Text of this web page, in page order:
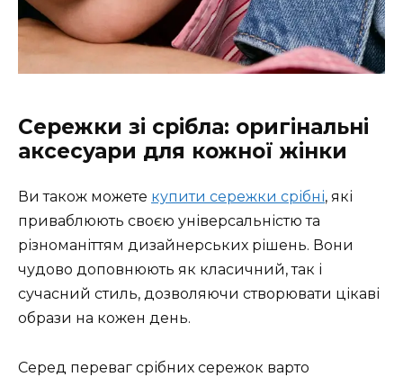
Сережки зі срібла: оригінальні
аксесуари для кожної жінки
Ви також можете купити сережки срібні, які
приваблюють своєю універсальністю та
різноманіттям дизайнерських рішень. Вони
чудово доповнюють як класичний, так і
сучасний стиль, дозволяючи створювати цікаві
образи на кожен день.
Серед переваг срібних сережок варто